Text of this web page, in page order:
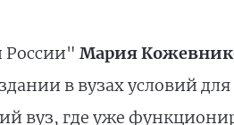
России" Мария
в вузах условий
вуз, где уже